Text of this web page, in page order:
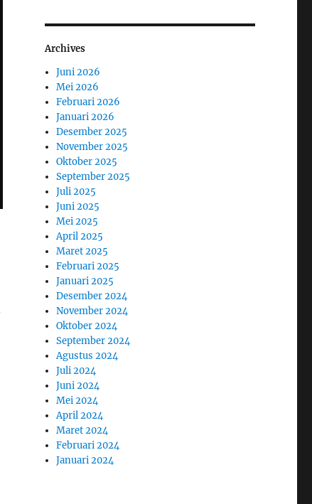
Archives
Juni 2026
Mei 2026
Februari 2026
Januari 2026
Desember 2025
November 2025
Oktober 2025
September 2025
Juli 2025
Juni 2025
Mei 2025
April 2025
Maret 2025
Februari 2025
Januari 2025
Desember 2024
November 2024
Oktober 2024
September 2024
Agustus 2024
Juli 2024
Juni 2024
Mei 2024
April 2024
Maret 2024
Februari 2024
Januari 2024